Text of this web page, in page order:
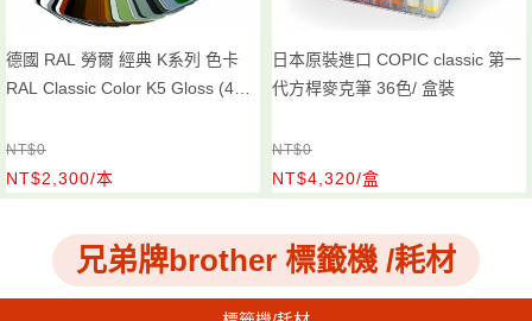
德國 RAL 勞爾 經典 K系列 色卡
RAL Classic Color K5 Gloss (4碼
NT$0
NT$2,300/本
日本原裝進口 COPIC classic 第一
代方桿麥克筆 36色/ 盒裝
NT$0
NT$4,320/盒
兄弟牌brother 標籤機 /耗材